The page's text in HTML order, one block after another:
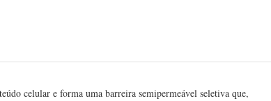
celular e forma uma barreira semipermeável seletiva que,